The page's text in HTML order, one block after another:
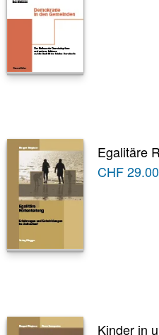
Egalitäre
CHF29.00
Kinder in